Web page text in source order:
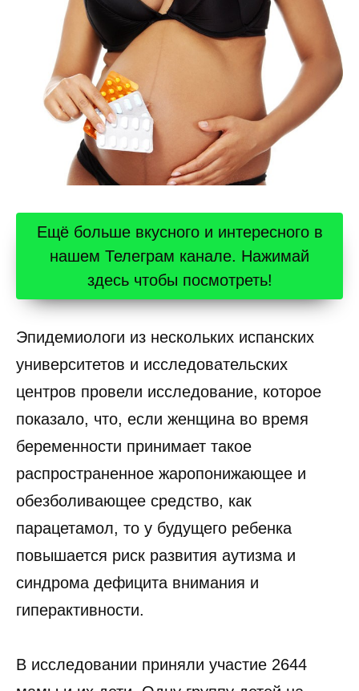
Ещё больше вкусного и интересного в
нашем Телеграм канале. Нажимай
здесь чтобы посмотреть!
Эпидемиологи из нескольких испанских
университетов и исследовательских
центров провели исследование, которое
показало, что, если женщина во время
беременности принимает такое
распространенное жаропонижающее и
обезболивающее средство, как
парацетамол, то у будущего ребенка
повышается риск развития аутизма и
синдрома дефицита внимания и
гиперактивности.
В исследовании приняли участие 2644